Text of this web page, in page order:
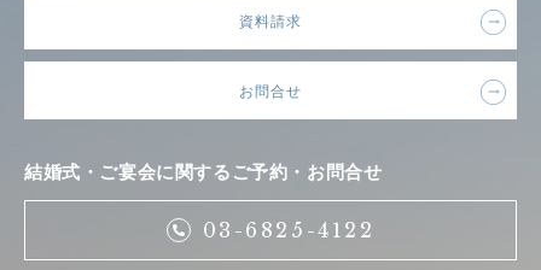
資料請求
お問合せ
結婚式・ご宴会に関するご予約・お問合せ
03-6825-4122